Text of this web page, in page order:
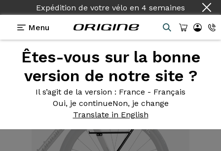
Expédition de votre vélo en 4 semaines
Menu
Êtes-vous sur la bonne
version de notre site ?
Il s’agit de la version : France - Français
Oui, je continueNon, je change
Translate in English
Equipements>Porte-Bagage avant>Tara